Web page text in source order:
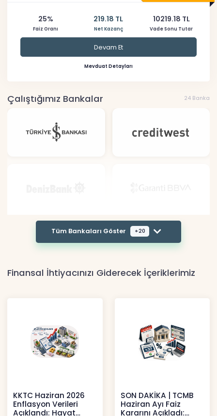
25%
Faiz Oranı
219.18 TL
Net Kazanç
10219.18 TL
Vade Sonu Tutar
Devam Et
Mevduat Detayları
Çalıştığımız Bankalar 24 Banka
Tüm Bankaları Göster +20
Finansal İhtiyacınızı Giderecek İçeriklerimiz
KKTC Haziran 2026
Enflasyon Verileri
Açıklandı: Hayat
SON DAKİKA | TCMB
Haziran Ayı Faiz
Kararını Açıkladı: